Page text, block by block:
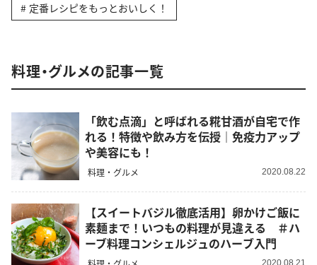
定番レシピをもっとおいしく！
料理・グルメの記事一覧
「飲む点滴」と呼ばれる糀甘酒が自宅で作
れる！特徴や飲み方を伝授｜免疫力アップ
や美容にも！
料理・グルメ 2020.08.22
【スイートバジル徹底活用】卵かけご飯に
素麺まで！いつもの料理が見違える ＃ハ
ーブ料理コンシェルジュのハーブ入門
2020.08.21